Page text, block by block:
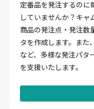
定番品を発注するのに
していませんか？キャ
商品の発注点・発注数
タを作成します。また
など、多様な発注パタ
を支援いたします。